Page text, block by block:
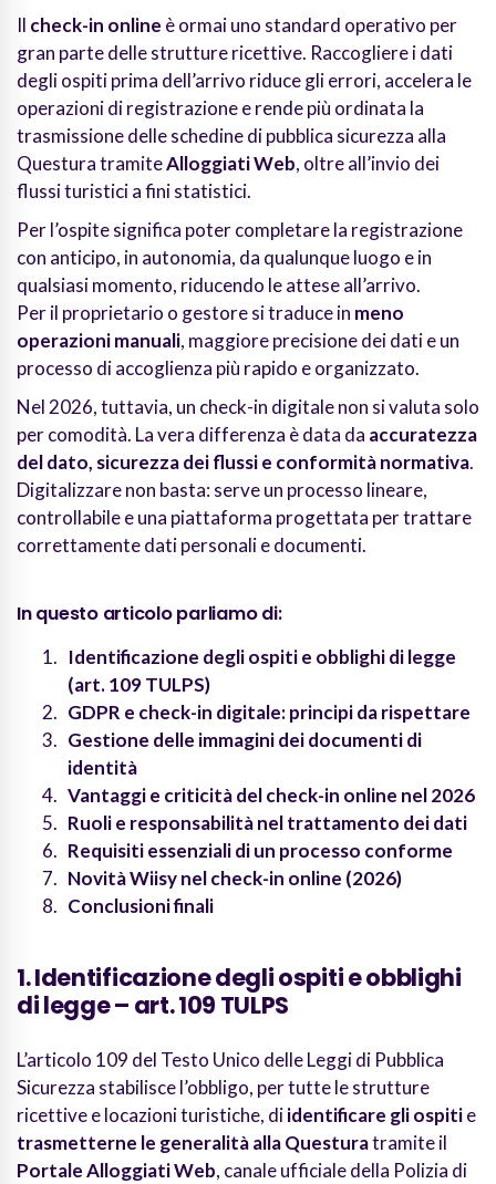
Il check-in online è ormai uno standard operativo per
gran parte delle strutture ricettive. Raccogliere i dati
degli ospiti prima dell’arrivo riduce gli errori, accelera le
operazioni di registrazione e rende più ordinata la
trasmissione delle schedine di pubblica sicurezza alla
Questura tramiteAlloggiati Web, oltre all’invio dei
flussi turistici a fini statistici.
Per l’ospite significa poter completare la registrazione
con anticipo, in autonomia, da qualunque luogo e in
qualsiasi momento, riducendo le attese all’arrivo.
Per il proprietario o gestore si traduce in meno
operazioni manuali, maggiore precisione dei dati e un
processo di accoglienza più rapido e organizzato.
Nel 2026, tuttavia, un check-in digitale non si valuta solo
per comodità. La vera differenza è data da accuratezza
del dato, sicurezza dei flussi e conformità normativa.
Digitalizzare non basta: serve un processo lineare,
controllabile e una piattaforma progettata per trattare
correttamente dati personali e documenti.
In questo articolo parliamo di:
Identificazione degli ospiti e obblighi di legge
(art. 109 TULPS)
GDPR e check-in digitale: principi da rispettare
Gestione delle immagini dei documenti di
identità
Vantaggi e criticità del check-in online nel 2026
Ruoli e responsabilità nel trattamento dei dati
Requisiti essenziali di un processo conforme
Novità Wiisy nel check-in online (2026)
Conclusioni finali
1. Identificazione degli ospiti e obblighi
di legge – art. 109 TULPS
L’articolo 109 del Testo Unico delle Leggi di Pubblica
Sicurezza stabilisce l’obbligo, per tutte le strutture
ricettive e locazioni turistiche, diidentificare gli ospitie
trasmetterne le generalità alla Questuratramite il
Portale Alloggiati Web, canale ufficiale della Polizia di